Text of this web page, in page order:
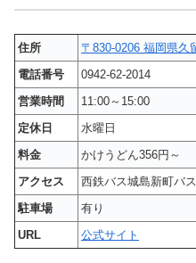
住所
〒830-0206 福岡県久
電話番号
0942-62-2014
営業時間
11:00～15:00
定休日
水曜日
料金
かけうどん356円～
アクセス
西鉄バス城島新町バ
駐車場
有り
URL
公式サイト